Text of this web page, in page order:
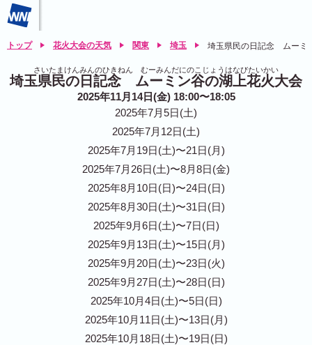
トップ 花火大会の天気 関東 埼玉 埼玉県民の日記念 ムーミ
さいたまけんみんのひきねん むーみんだにのこじょうはなびたいかい
埼玉県民の日記念 ムーミン谷の湖上花火大会
2025年11月14日(金) 18:00〜18:05
2025年7月5日(土)
2025年7月12日(土)
2025年7月19日(土)〜21日(月)
2025年7月26日(土)〜8月8日(金)
2025年8月10日(日)〜24日(日)
2025年8月30日(土)〜31日(日)
2025年9月6日(土)〜7日(日)
2025年9月13日(土)〜15日(月)
2025年9月20日(土)〜23日(火)
2025年9月27日(土)〜28日(日)
2025年10月4日(土)〜5日(日)
2025年10月11日(土)〜13日(月)
2025年10月18日(土)〜19日(日)